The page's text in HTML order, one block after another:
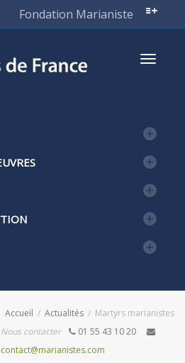
Fondation Marianiste
Accueil Actualités
Martyrs marianistes
Nous contacter
01 55 43 10 20
contact@marianistes.com